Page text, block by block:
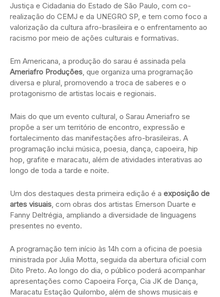
Justiça e Cidadania do Estado de São Paulo, com co-
realização do CEMJ e da UNEGRO SP, e tem como foco a
valorização da cultura afro-brasileira e o enfrentamento ao
racismo por meio de ações culturais e formativas.
Em Americana, a produção do sarau é assinada pela
Ameriafro Produções , que organiza uma programação
diversa e plural, promovendo a troca de saberes e o
protagonismo de artistas locais e regionais.
Mais do que um evento cultural, o Sarau Ameriafro se
propõe a ser um território de encontro, expressão e
fortalecimento das manifestações afro-brasileiras. A
programação inclui música, poesia, dança, capoeira, hip
hop, grafite e maracatu, além de atividades interativas ao
longo de toda a tarde e noite.
Um dos destaques desta primeira edição é a exposição de
artes visuais , com obras dos artistas Emerson Duarte e
Fanny Deltrégia, ampliando a diversidade de linguagens
presentes no evento.
A programação tem início às 14h com a oficina de poesia
ministrada por Julia Motta, seguida da abertura oficial com
Dito Preto. Ao longo do dia, o público poderá acompanhar
apresentações como Capoeira Força, Cia JK de Dança,
Maracatu Estação Quilombo, além de shows musicais e